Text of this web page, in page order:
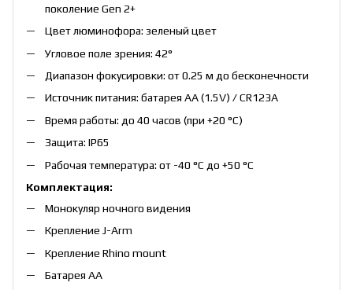
поколение Gen 2+
Цвет люминофора: зеленый цвет
Угловое поле зрения: 42°
Диапазон фокусировки: от 0.25 м до бесконечности
Источник питания: батарея AA (1.5V) / CR123A
Время работы: до 40 часов (при +20 °C)
Защита: IP65
Рабочая температура: от -40 °C до +50 °C
Комплектация:
Монокуляр ночного видения
Крепление J-Arm
Крепление Rhino mount
Батарея AA